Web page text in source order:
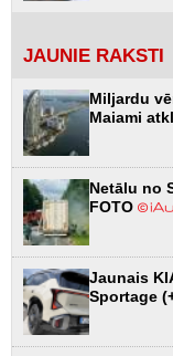
JAUNIE RAKSTI
Miljardu
Maiami
Netālu no
FOTO
Jaunais
Sportage